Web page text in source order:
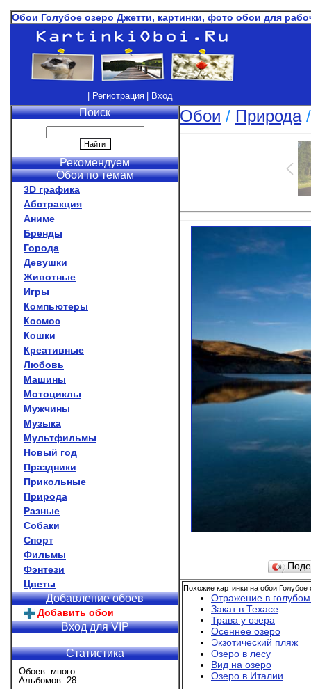
Обои Голубое озеро Джетти, картинки, фото обои для
| Регистрация | Вход
Поиск
Рекомендуем
Обои по темам
3D графика
Абстракция
Аниме
Бренды
Города
Девушки
Животные
Игры
Компьютеры
Космос
Кошки
Креативные
Любовь
Машины
Мотоциклы
Мужчины
Музыка
Мультфильмы
Новый год
Праздники
Прикольные
Природа
Разные
Собаки
Спорт
Фильмы
Фэнтези
Цветы
Добавление обоев
Добавить обои
Вход для VIP
Статистика
Обоев: много
Альбомов: 28
Обои / Природа
Похожие картинки на обои Голубое
Отражение в
Закат в Техасе
Трава у озера
Осеннее озеро
Экзотический пляж
Озеро в лесу
Вид на озеро
Озеро в Италии